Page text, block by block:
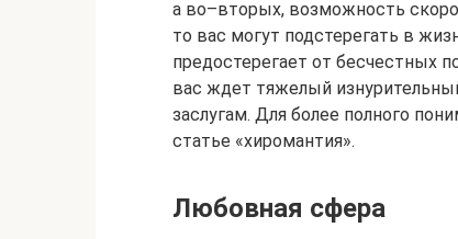
а во–вторых, возможность
то вас могут подстерегать в
предостерегает от бесчестных
вас ждет тяжелый
заслугам. Для более полного
статье «хиромантия».
Любовная сфера